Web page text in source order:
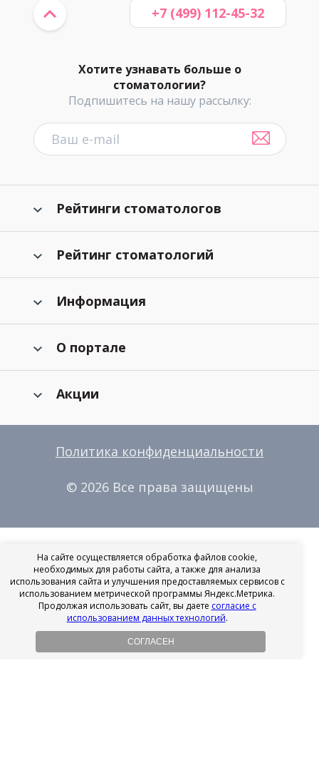
Хотите узнавать больше о
стоматологии?
Подпишитесь на нашу рассылку:
+7 (499) 112-45-32
Рейтинги стоматологов
Рейтинг стоматологий
Информация
О портале
Акции
Политика конфиденциальности
© 2026 Все права защищены
На сайте осуществляется обработка файлов cookie,
необходимых для работы сайта, а также для анализа
использования сайта и улучшения предоставляемых сервисов с
использованием метрической программы Яндекс.Метрика.
Продолжая использовать сайт, вы даете согласие с
использованием данных технологий.
СОГЛАСЕН